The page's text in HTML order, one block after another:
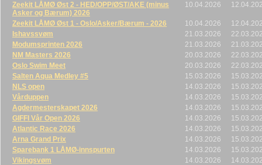
Zeekit LÅMØ Øst 2 - HED/OPP/ØST/AKE (minus
Asker og Bærum) 2026
10.04.2026
Zeekit LÅMØ Øst 1 - Oslo/Asker/Bærum - 2026 10.04.2026
Ishavssvøm
21.03.2026
Modumsprinten 2026
21.03.2026
NM Masters 2026
20.03.2026
Oslo Swim Meet
20.03.2026
Salten Aqua Medley #5
15.03.2026
NLS open
14.03.2026
Vårduppen
14.03.2026
Agdermesterskapet 2026
14.03.2026
GIFFI Vår Open 2026
14.03.2026
Atlantic Race 2026
14.03.2026
Arna Grand Prix
14.03.2026
Sparebank 1 LÅMØ-innspurten
14.03.2026
Vikingsvøm
14.03.2026